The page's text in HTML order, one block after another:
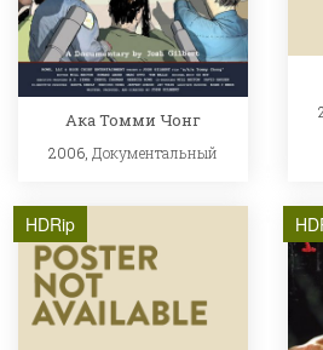
Ака Томми Чонг
2006, Документальный
HDRip